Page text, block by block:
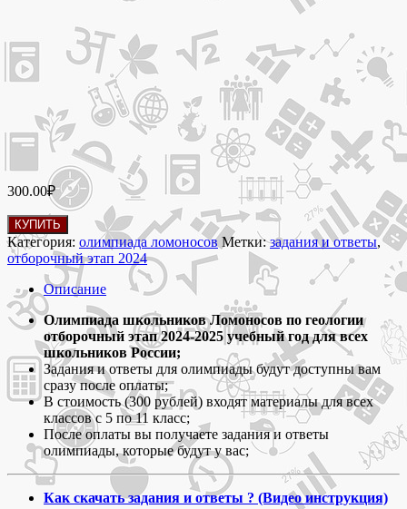
300.00₽
Количество
товара
23-
ноября
2024
Геология
11
класс олимпиада
школьников
Ломоносов
задания
ответы
для
отборочного
этапа
КУПИТЬ
Категория: олимпиада ломоносов Метки:задания и ответы,
отборочный этап 2024
Описание
Олимпиада школьников Ломоносов по геологии
отборочный этап 2024-2025 учебный год для всех
школьников России;
Задания и ответы для олимпиады будут доступны вам
сразу после оплаты;
В стоимость (300 рублей) входят материалы для всех
классов с 5 по 11 класс;
После оплаты вы получаете задания и ответы
олимпиады, которые будут у вас;
Как скачать задания и ответы ? (Видео инструкция)